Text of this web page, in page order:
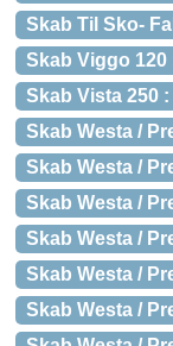
Skab Til Sko-
Skab Viggo 120
Skab Vista 250 :
Skab Westa /
Skab Westa /
Skab Westa /
Skab Westa /
Skab Westa /
Skab Westa /